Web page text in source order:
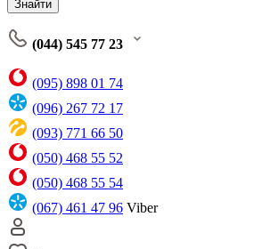
Знайти
(044) 545 77 23
(095) 898 01 74
(096) 267 72 17
(093) 771 66 50
(050) 468 55 52
(050) 468 55 54
(067) 461 47 96 Viber